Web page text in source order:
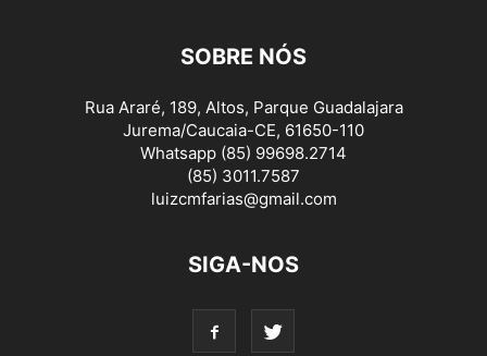
SOBRE NÓS
Rua Araré, 189, Altos, Parque Guadalajara
Jurema/Caucaia-CE, 61650-110
Whatsapp (85) 99698.2714
(85) 3011.7587
luizcmfarias@gmail.com
SIGA-NOS